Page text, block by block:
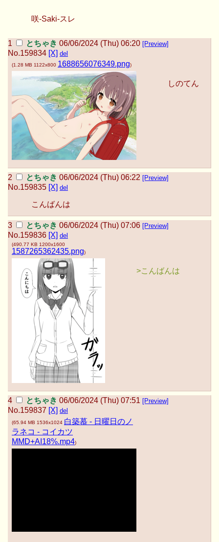
咲-Saki-スレ
とちゃき 06/06/2024 (Thu) 06:20 [Preview]
No.159834 [X] del
(1.28 MB 1122x800 1688656076349.png)
しのてん
とちゃき 06/06/2024 (Thu) 06:22 [Preview]
No.159835 [X] del
こんばんは
とちゃき 06/06/2024 (Thu) 07:06 [Preview]
No.159836 [X] del
(490.77 KB 1200x1600
1587265362435.png)
>こんばんは
とちゃき 06/06/2024 (Thu) 07:51 [Preview]
No.159837 [X] del
(65.94 MB 1536x1024 白築慕 - 日曜日のノ
ラネコ - コイカツ
MMD+AI18%.mp4)